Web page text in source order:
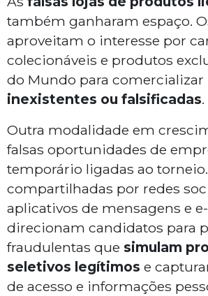
também ganharam espaço.
aproveitam o interesse por
colecionáveis e produtos
do Mundo para comercializar
inexistentes ou falsificadas.
Outra modalidade em
falsas oportunidades de
temporário ligadas ao
compartilhadas por redes
aplicativos de mensagens e
direcionam candidatos para
fraudulentas que simulam
seletivos legítimos e
de acesso e informações